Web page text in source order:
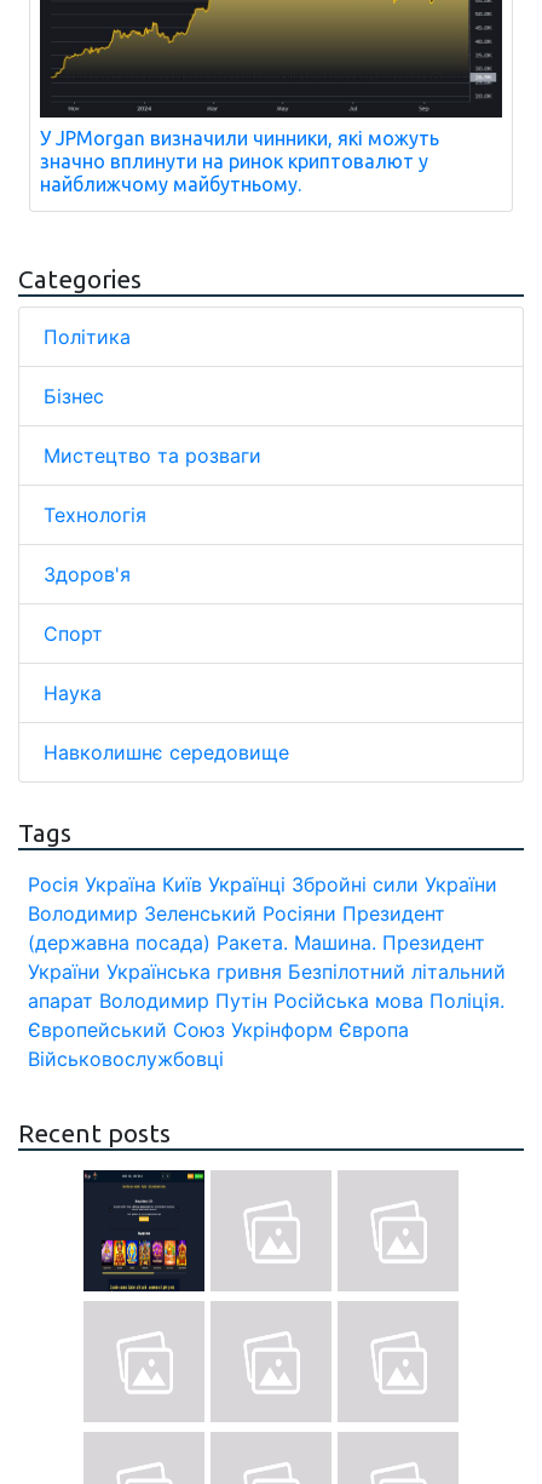
У JPMorgan визначили чинники, які можуть
значно вплинути на ринок криптовалют у
найближчому майбутньому.
Categories
Політика
Бізнес
Мистецтво та розваги
Технологія
Здоров'я
Спорт
Наука
Навколишнє середовище
Tags
Росія Україна Київ Українці Збройні сили України
Володимир Зеленський Росіяни Президент
(державна посада) Ракета. Машина. Президент
України Українська гривня Безпілотний літальний
апарат Володимир Путін Російська мова Поліція.
Європейський Союз Укрінформ Європа
Військовослужбовці
Recent posts